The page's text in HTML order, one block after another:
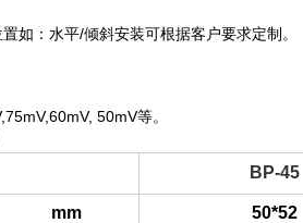
如：水平/倾斜安装可根据客户要求定制。
50mV等。
BP-45
mm 50*52